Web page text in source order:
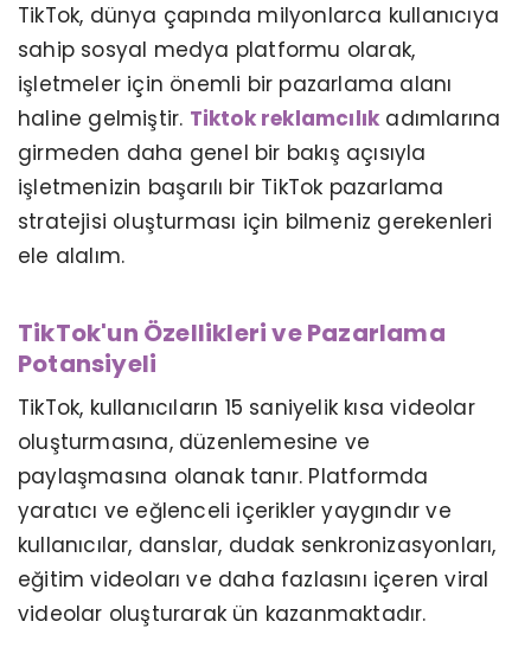
TikTok, dünya çapında milyonlarca kullanıcıya
sahip sosyal medya platformu olarak,
işletmeler için önemli bir pazarlama alanı
haline gelmiştir. Tiktok reklamcılık adımlarına
girmeden daha genel bir bakış açısıyla
işletmenizin başarılı bir TikTok pazarlama
stratejisi oluşturması için bilmeniz gerekenleri
ele alalım.
TikTok'un Özellikleri ve Pazarlama
Potansiyeli
TikTok, kullanıcıların 15 saniyelik kısa videolar
oluşturmasına, düzenlemesine ve
paylaşmasına olanak tanır. Platformda
yaratıcı ve eğlenceli içerikler yaygındır ve
kullanıcılar, danslar, dudak senkronizasyonları,
eğitim videoları ve daha fazlasını içeren viral
videolar oluşturarak ün kazanmaktadır.